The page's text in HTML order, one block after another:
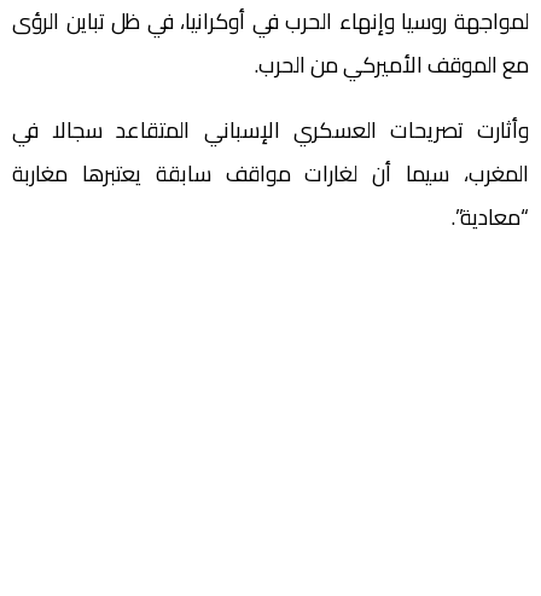
لمواجهة روسيا وإنهاء الحرب في أوكرانيا، في ظل تباين الرؤى
مع الموقف الأميركي من الحرب.
وأثارت تصريحات العسكري الإسباني المتقاعد سجالا في
المغرب، سيما أن لغارات مواقف سابقة يعتبرها مغاربة
“معادية”.